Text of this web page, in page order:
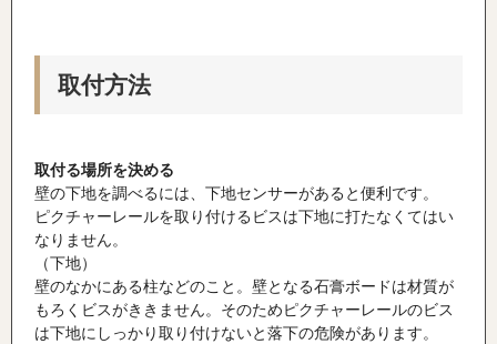
取付方法
取付る場所を決める
壁の下地を調べるには、下地センサーがあると便利です。
ピクチャーレールを取り付けるビスは下地に打たなくてはい
なりません。
（下地）
壁のなかにある柱などのこと。壁となる石膏ボードは材質が
もろくビスがききません。そのためピクチャーレールのビス
は下地にしっかり取り付けないと落下の危険があります。